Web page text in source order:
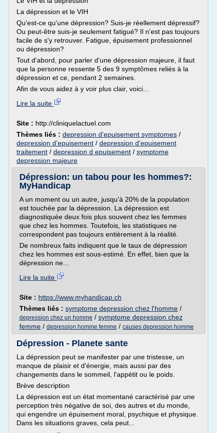
La dépression et le VIH
Qu'est-ce qu'une dépression? Suis-je réellement dépressif?
Ou peut-être suis-je seulement fatigué? Il n'est pas toujours
facile de s'y retrouver. Fatigue, épuisement professionnel
ou dépression?
Tout d'abord, pour parler d'une dépression majeure, il faut
que la personne ressente 5 des 9 symptômes reliés à la
dépression et ce, pendant 2 semaines.
Afin de vous aidez à y voir plus clair, voici...
Lire la suite
Site : http://cliniquelactuel.com
Thèmes liés : depression d'epuisement symptomes /
depression d'epuisement / depression d'epuisement
traitement / depression d epuisement / symptome
depression majeure
Dépression: un tabou pour les hommes?:
MyHandicap
A un moment ou un autre, jusqu'à 20% de la population
est touchée par la dépression. La dépression est
diagnostiquée deux fois plus souvent chez les femmes
que chez les hommes. Toutefois, les statistiques ne
correspondent pas toujours entièrement à la réalité.
De nombreux faits indiquent que le taux de dépression
chez les hommes est sous-estimé. En effet, bien que la
dépression ne...
Lire la suite
Site : https://www.myhandicap.ch
Thèmes liés : symptome depression chez l'homme /
depression chez un homme / symptome depression chez
femme / depression homme femme / causes depression homme
Dépression - Planete sante
La dépression peut se manifester par une tristesse, un
manque de plaisir et d'énergie, mais aussi par des
changements dans le sommeil, l'appétit ou le poids.
Brève description
La dépression est un état momentané caractérisé par une
perception très négative de soi, des autres et du monde,
qui engendre un épuisement moral, psychique et physique.
Dans les situations graves, cela peut...